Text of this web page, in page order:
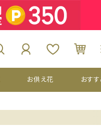
お供え花 おす